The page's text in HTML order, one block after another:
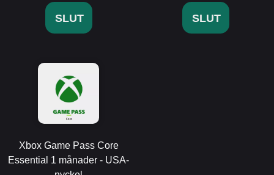
SLUT SLUT
Xbox Game Pass Core
Essential 1 månader - USA-